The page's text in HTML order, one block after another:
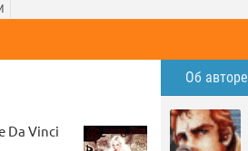
Об авторе
Da Vinci